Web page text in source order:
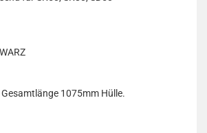
1075mm Hülle.